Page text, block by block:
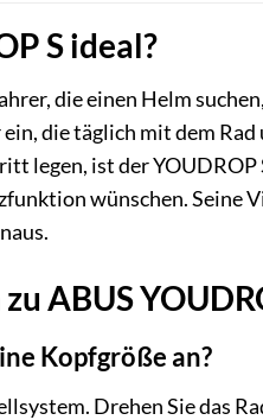
S ideal?
die einen Helm
die täglich mit dem
legen, ist der
wünschen.
ABUS
Kopfgröße an?
Drehen Sie das